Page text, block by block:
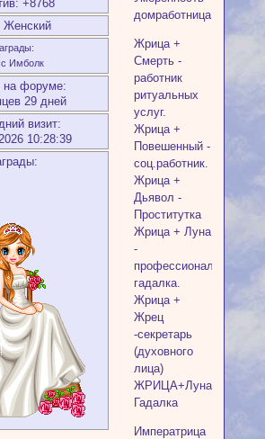
+8768
Женский
Имболк
на форуме:
29 дней
визит:
10:28:39
домработница.
Жрица +
Смерть -
работник
ритуальных
услуг.
Жрица +
Повешенный -
соц.работник.
Жрица +
Дьявол -
Проститутка
Жрица + Луна
-
профессиональная
гадалка.
Жрица +
Жрец
-секретарь
(духовного
лица)
ЖРИЦА+Луна-
Гадалка
Императрица